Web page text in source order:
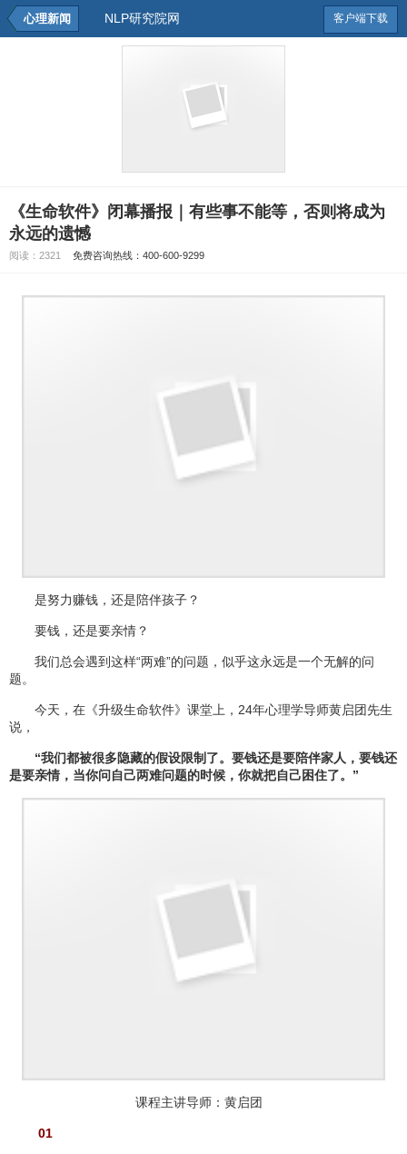
心理新闻 NLP研究院网 客户端下载
《生命软件》闭幕播报｜有些事不能等，否则将成为
永远的遗憾
阅读： 2321 免费咨询热线：400-600-9299
是努力赚钱，还是陪伴孩子？
要钱，还是要亲情？
我们总会遇到这样“两难”的问题，似乎这永远是一个无解的问
题。
今天，在《升级生命软件》课堂上，24年心理学导师黄启团先生
说，
“我们都被很多隐藏的假设限制了。要钱还是要陪伴家人，要钱还
是要亲情，当你问自己两难问题的时候，你就把自己困住了。”
课程主讲导师：黄启团
01